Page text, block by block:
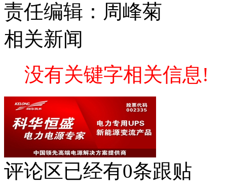
责任编辑：周峰菊
相关新闻
没有关键字相关信息!
评论区已经有0条跟贴